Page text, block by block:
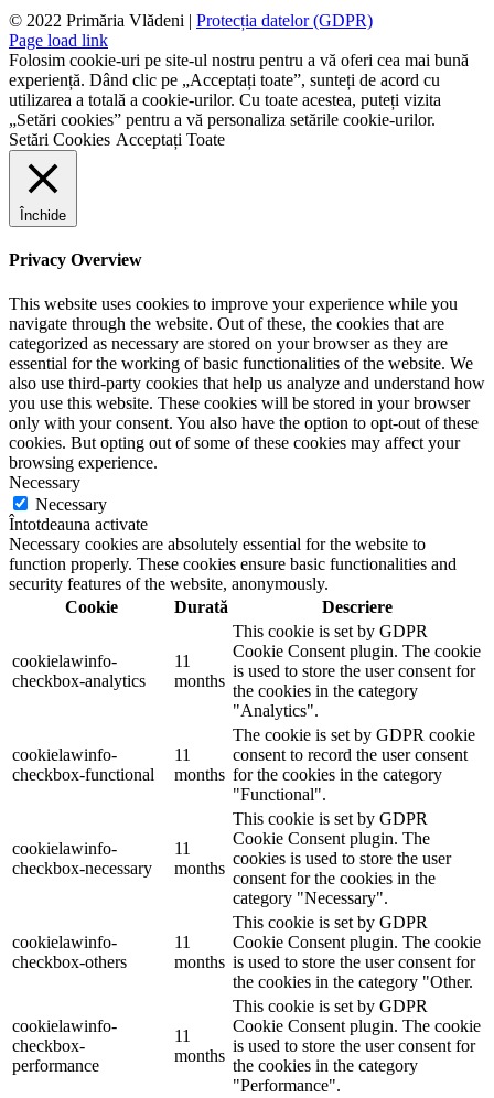
© 2022 Primăria Vlădeni | Protecția datelor (GDPR)
Page load link
Folosim cookie-uri pe site-ul nostru pentru a vă oferi cea mai bună
experiență. Dând clic pe „Acceptați toate”, sunteți de acord cu
utilizarea a totală a cookie-urilor. Cu toate acestea, puteți vizita
„Setări cookies” pentru a vă personaliza setările cookie-urilor.
Setări Cookies Acceptați Toate
Închide
Privacy Overview
This website uses cookies to improve your experience while you
navigate through the website. Out of these, the cookies that are
categorized as necessary are stored on your browser as they are
essential for the working of basic functionalities of the website. We
also use third-party cookies that help us analyze and understand how
you use this website. These cookies will be stored in your browser
only with your consent. You also have the option to opt-out of these
cookies. But opting out of some of these cookies may affect your
browsing experience.
Necessary
Necessary
Întotdeauna activate
Necessary cookies are absolutely essential for the website to
function properly. These cookies ensure basic functionalities and
security features of the website, anonymously.
Cookie
Durată Descriere
cookielawinfo-
checkbox-analytics
11
months
This cookie is set by GDPR
Cookie Consent plugin. The cookie
is used to store the user consent for
the cookies in the category
"Analytics".
cookielawinfo-
checkbox-functional
11
months
The cookie is set by GDPR cookie
consent to record the user consent
for the cookies in the category
"Functional".
cookielawinfo-
checkbox-necessary
11
months
This cookie is set by GDPR
Cookie Consent plugin. The
cookies is used to store the user
consent for the cookies in the
category "Necessary".
cookielawinfo-
checkbox-others
11
months
This cookie is set by GDPR
Cookie Consent plugin. The cookie
is used to store the user consent for
the cookies in the category "Other.
cookielawinfo-
checkbox-
performance
11
months
This cookie is set by GDPR
Cookie Consent plugin. The cookie
is used to store the user consent for
the cookies in the category
"Performance".